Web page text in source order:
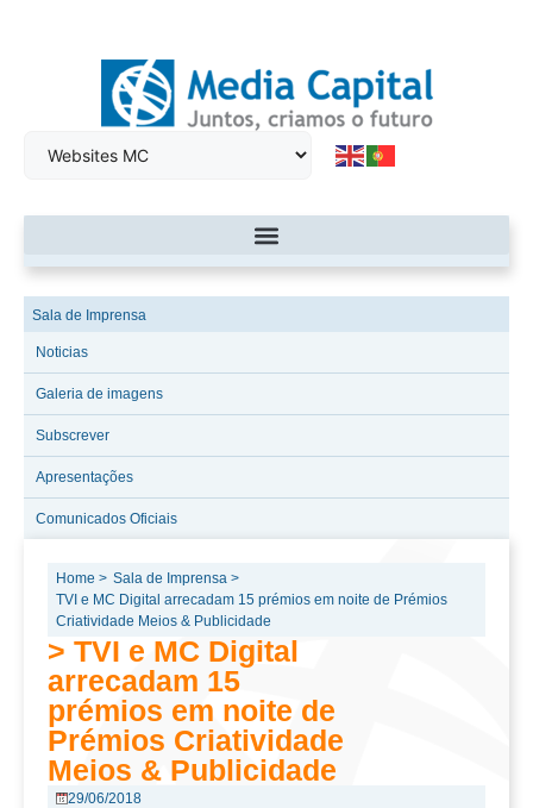
Sala de Imprensa
Noticias
Galeria de imagens
Subscrever
Apresentações
Comunicados Oficiais
Home > Sala de Imprensa >
TVI e MC Digital arrecadam 15 prémios em noite de Prémios
Criatividade Meios & Publicidade
> TVI e MC Digital
arrecadam 15
prémios em noite de
Prémios Criatividade
Meios & Publicidade
29/06/2018